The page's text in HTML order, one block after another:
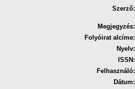
Szerző:
Megjegyzés:
Folyóirat alcíme:
Nyelv:
ISSN:
Felhasználó:
Dátum: